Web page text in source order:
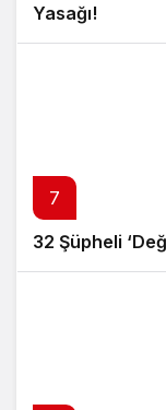
Yasağı!
7
32 Şüpheli